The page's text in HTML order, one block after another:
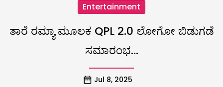
Entertainment
ತಾರೆ ರಮ್ಯಾ ಮೂಲಕ QPL 2.0 ಲೋಗೋ ಬಿಡುಗಡೆ
ಸಮಾರಂಭ…
Jul 8, 2025